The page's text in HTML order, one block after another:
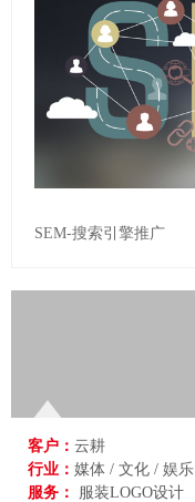
SEM-搜索引擎推广
客户： 云耕
行业： 媒体 / 文化 / 娱乐
服务：
服装LOGO设计